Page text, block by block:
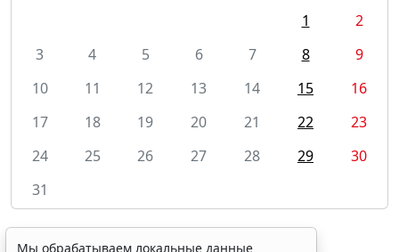
1
2
3
4 5 6 7 8
9
10
11 12 13 14 15
16
17
18 19 20 21 22
23
24
25 26 27 28 29
30
31
Мы обрабатываем локальные данные